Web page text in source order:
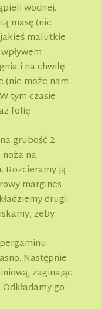
wodnej.
masę (nie
malutkie
i na chwilę
(nie może nam
tym czasie
folię
grubość 2
na
Rozcieramy ją
margines
drugi
żeby
Następnie
zaginając
go